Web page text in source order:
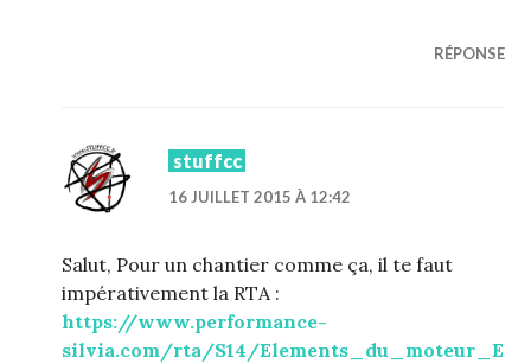
RÉPONSE
stuffcc
16 JUILLET 2015 À 12:42
Salut, Pour un chantier comme ça, il te faut
impérativement la RTA :
https://www.performance-
silvia.com/rta/S14/Elements_du_moteur_E